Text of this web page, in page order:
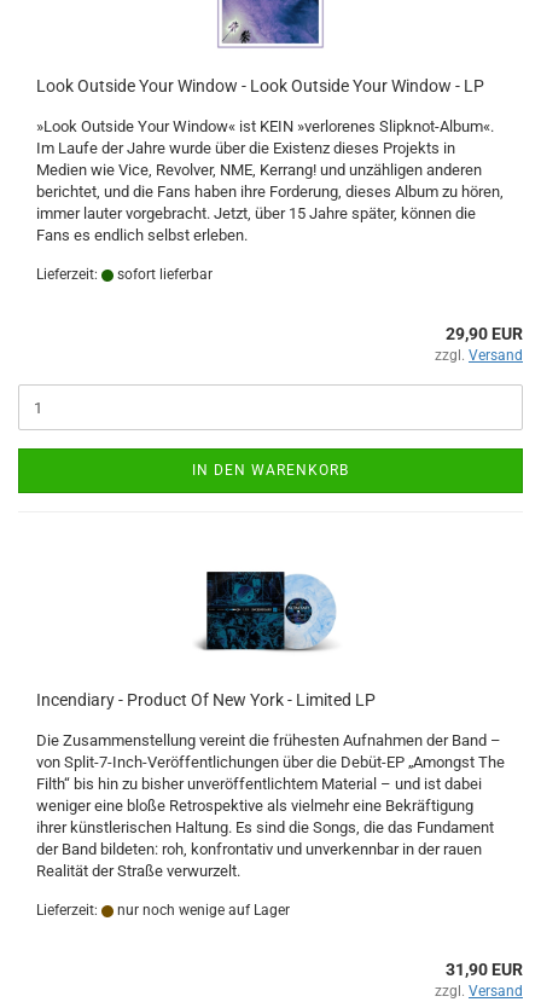
Look Outside Your Window - Look Outside Your Window - LP
»Look Outside Your Window« ist KEIN »verlorenes Slipknot-Album«.
Im Laufe der Jahre wurde über die Existenz dieses Projekts in
Medien wie Vice, Revolver, NME, Kerrang! und unzähligen anderen
berichtet, und die Fans haben ihre Forderung, dieses Album zu hören,
immer lauter vorgebracht. Jetzt, über 15 Jahre später, können die
Fans es endlich selbst erleben.
Lieferzeit: sofort lieferbar
29,90 EUR
zzgl. Versand
IN DEN WARENKORB
Incendiary - Product Of New York - Limited LP
Die Zusammenstellung vereint die frühesten Aufnahmen der Band –
von Split-7-Inch-Veröffentlichungen über die Debüt-EP „Amongst The
Filth“ bis hin zu bisher unveröffentlichtem Material – und ist dabei
weniger eine bloße Retrospektive als vielmehr eine Bekräftigung
ihrer künstlerischen Haltung. Es sind die Songs, die das Fundament
der Band bildeten: roh, konfrontativ und unverkennbar in der rauen
Realität der Straße verwurzelt.
Lieferzeit: nur noch wenige auf Lager
31,90 EUR
zzgl. Versand